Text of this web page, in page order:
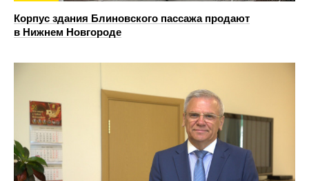
Корпус здания Блиновского пассажа продают
в Нижнем Новгороде